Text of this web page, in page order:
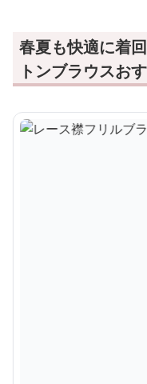
春夏も快適に着
トンブラウスお